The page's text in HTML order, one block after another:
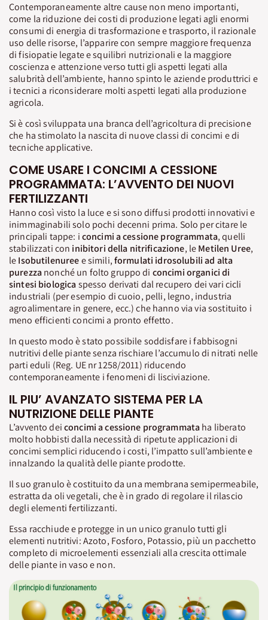
Contemporaneamente altre cause non meno importanti,
come la riduzione dei costi di produzione legati agli enormi
consumi di energia di trasformazione e trasporto, il razionale
uso delle risorse, l’apparire con sempre maggiore frequenza
di fisiopatie legate e squilibri nutrizionali e la maggiore
coscienza e attenzione verso tutti gli aspetti legati alla
salubrità dell’ambiente, hanno spinto le aziende produttrici e
i tecnici a riconsiderare molti aspetti legati alla produzione
agricola.
Si è così sviluppata una branca dell’agricoltura di precisione
che ha stimolato la nascita di nuove classi di concimi e di
tecniche applicative.
COME USARE I CONCIMI A CESSIONE
PROGRAMMATA: L’AVVENTO DEI NUOVI
FERTILIZZANTI
Hanno così visto la luce e si sono diffusi prodotti innovativi e
inimmaginabili solo pochi decenni prima. Solo per citare le
principali tappe: iconcimi a cessione programmata, quelli
stabilizzati con inibitori della nitrificazione, leMetilen Uree,
leIsobutilenureee simili,formulati idrosolubili ad alta
purezza nonché un folto gruppo di concimi organici di
sintesi biologica spesso derivati dal recupero dei vari cicli
industriali (per esempio di cuoio, pelli, legno, industria
agroalimentare in genere, ecc.) che hanno via via sostituito i
meno efficienti concimi a pronto effetto.
In questo modo è stato possibile soddisfare i fabbisogni
nutritivi delle piante senza rischiare l’accumulo di nitrati nelle
parti eduli (Reg. UE nr 1258/2011) riducendo
contemporaneamente i fenomeni di lisciviazione.
IL PIU’ AVANZATO SISTEMA PER LA
NUTRIZIONE DELLE PIANTE
L’avvento deiconcimi a cessione programmata ha liberato
molto hobbisti dalla necessità di ripetute applicazioni di
concimi semplici riducendo i costi, l’impatto sull’ambiente e
innalzando la qualità delle piante prodotte.
Il suo granulo è costituito da una membrana semipermeabile,
estratta da oli vegetali, che è in grado di regolare il rilascio
degli elementi fertilizzanti.
Essa racchiude e protegge in un unico granulo tutti gli
elementi nutritivi: Azoto, Fosforo, Potassio, più un pacchetto
completo di microelementi essenziali alla crescita ottimale
delle piante in vaso e non.